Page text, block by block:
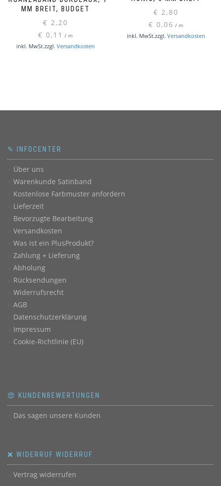
MM BREIT, BUDGET
€ 2,20
€ 0,11 / m
inkl. MwSt.zzgl. Versandkosten
€ 2,80
€ 0,06 / m
inkl. MwSt.zzgl. Versandkosten
✎ INFOCENTER
Über uns
Warenkunde Satinband
Kostenlose Farbmuster anfordern
Lieferzeit
Bevorzugte Bearbeitung
Versandkosten
Was ist ein PlusProdukt?
Zahlung + Lieferung
Abholung
Rücksendungen
Widerrufsrecht
AGB
Datenschutzerklärung
Impressum
Cookie-Richtlinie (EU)
😍 KUNDENBEWERTUNGEN
Das sagen unsere Kunden
❌ WIDERRUF WIDERRUF
Vertrag widerrufen